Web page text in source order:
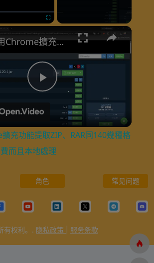
×
P
a
y
V
i
📦 用Chrome擴充功能提取ZIP、RAR同140幾種格式 [粵語] | 免費而且本地處理
充功能提取ZIP、RAR同140幾種格
而且本地處理
角色 常见问题
有权利。. 隐私政策 服务条款